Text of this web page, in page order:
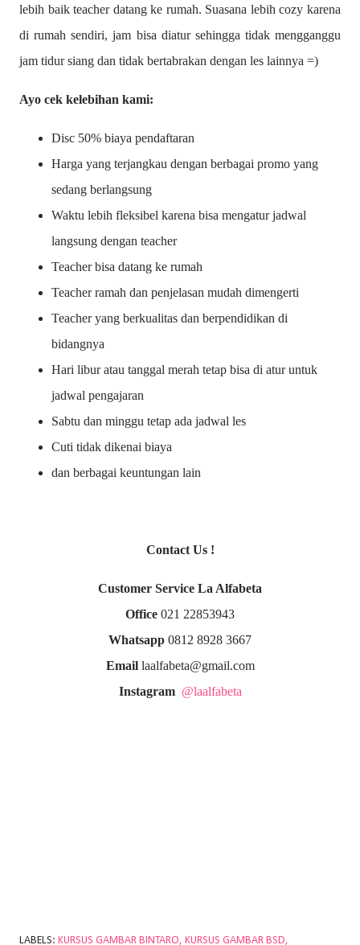
lebih baik teacher datang ke rumah. Suasana lebih cozy karena
di rumah sendiri, jam bisa diatur sehingga tidak mengganggu
jam tidur siang dan tidak bertabrakan dengan les lainnya =)
Ayo cek kelebihan kami:
Disc 50% biaya pendaftaran
Harga yang terjangkau dengan berbagai promo yang
sedang berlangsung
Waktu lebih fleksibel karena bisa mengatur jadwal
langsung dengan teacher
Teacher bisa datang ke rumah
Teacher ramah dan penjelasan mudah dimengerti
Teacher yang berkualitas dan berpendidikan di
bidangnya
Hari libur atau tanggal merah tetap bisa di atur untuk
jadwal pengajaran
Sabtu dan minggu tetap ada jadwal les
Cuti tidak dikenai biaya
dan berbagai keuntungan lain
Contact Us !
Customer Service La Alfabeta
Office 021 22853943
Whatsapp 0812 8928 3667
Emaillaalfabeta@gmail.com
Instagram @laalfabeta
LABELS: KURSUS GAMBAR BINTARO KURSUS GAMBAR BSD